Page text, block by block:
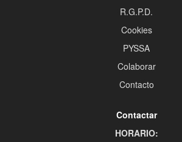
R.G.P.D.
Cookies
PYSSA
Colaborar
Contacto
Contactar
HORARIO: